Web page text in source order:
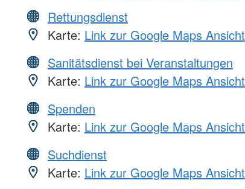
Rettungsdienst
Karte: Link zur Google Maps Ansicht
Sanitätsdienst bei Veranstaltungen
Karte: Link zur Google Maps Ansicht
Spenden
Karte: Link zur Google Maps Ansicht
Suchdienst
Karte: Link zur Google Maps Ansicht